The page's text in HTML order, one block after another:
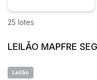
Veículos
Carros
Utilitário
Bairro
Judiciais
R$
25 lotes
LEILÃO MAPFRE
Leilão